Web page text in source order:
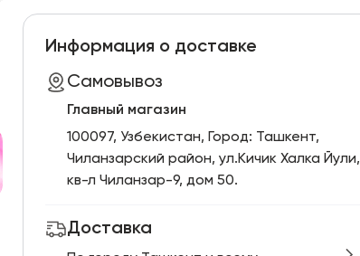
Информация о доставке
Самовывоз
Главный магазин
100097, Узбекистан, Город: Ташкент,
Чиланзарский pайон, ул.Кичик Халка Йули,
кв-л Чиланзар-9, дом 50.
Доставка